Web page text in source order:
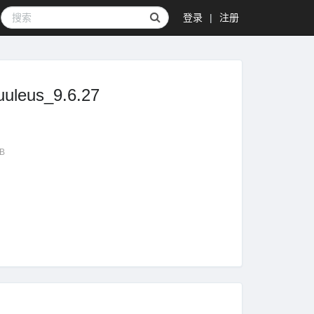
登录 | 注册